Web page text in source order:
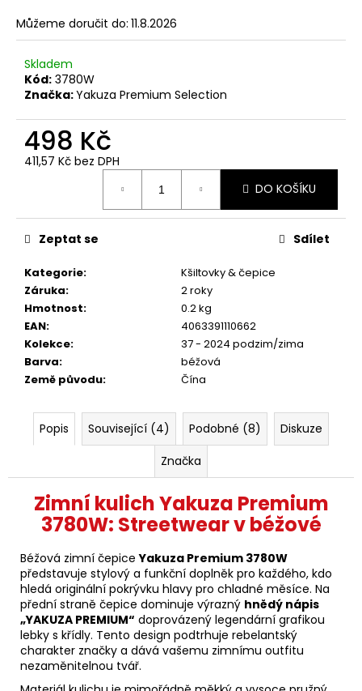
Můžeme doručit do: 11.8.2026
Skladem
Kód: 3780W
Značka:Yakuza Premium Selection
498 Kč
411,57 Kč bez DPH
DO KOŠÍKU
Kategorie:
Kšiltovky & čepice
Záruka:
2 roky
Hmotnost:
0.2 kg
EAN:
4063391110662
Kolekce:
37 - 2024 podzim/zima
Barva:
béžová
Země původu: Čína
Zeptat se Sdílet
Popis Související (4) Podobné (8)
Diskuze
Značka
Zimní kulich Yakuza Premium
3780W: Streetwear v béžové
Béžová zimní čepiceYakuza Premium 3780W
představuje stylový a funkční doplněk pro každého, kdo
hledá originální pokrývku hlavy pro chladné měsíce. Na
přední straně čepice dominuje výrazný hnědý nápis
„YAKUZA PREMIUM“ doprovázený legendární grafikou
lebky s křídly. Tento design podtrhuje rebelantský
charakter značky a dává vašemu zimnímu outfitu
nezaměnitelnou tvář.
e
m
e
CARGO
KRAŤASY
YAKUZA
PREMIUM
3228
OLIVOVĚ
499
Kč
Původně:
623
Kč